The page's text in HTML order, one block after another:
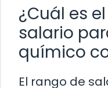
¿Cuál es
salario
químico
El rango de